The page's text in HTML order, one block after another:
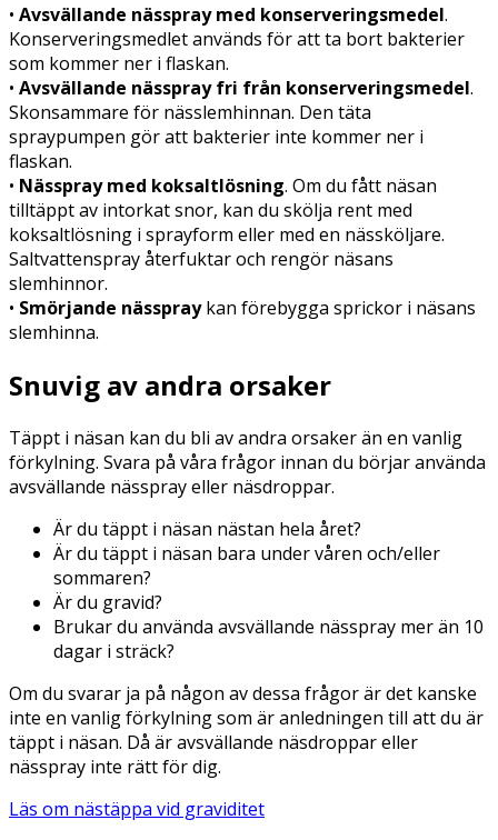
• Avsvällande nässpray med konserveringsmedel.
Konserveringsmedlet används för att ta bort bakterier
som kommer ner i flaskan.
• Avsvällande nässpray fri från konserveringsmedel.
Skonsammare för nässlemhinnan. Den täta
spraypumpen gör att bakterier inte kommer ner i
flaskan.
• Nässpray med koksaltlösning. Om du fått näsan
tilltäppt av intorkat snor, kan du skölja rent med
koksaltlösning i sprayform eller med en nässköljare.
Saltvattenspray återfuktar och rengör näsans
slemhinnor.
• Smörjande nässpraykan förebygga sprickor i näsans
slemhinna.
Snuvig av andra orsaker
Täppt i näsan kan du bli av andra orsaker än en vanlig
förkylning. Svara på våra frågor innan du börjar använda
avsvällande nässpray eller näsdroppar.
Är du täppt i näsan nästan hela året?
Är du täppt i näsan bara under våren och/eller
sommaren?
Är du gravid?
Brukar du använda avsvällande nässpray mer än 10
dagar i sträck?
Om du svarar ja på någon av dessa frågor är det kanske
inte en vanlig förkylning som är anledningen till att du är
täppt i näsan. Då är avsvällande näsdroppar eller
nässpray inte rätt för dig.
Läs om nästäppa vid graviditet